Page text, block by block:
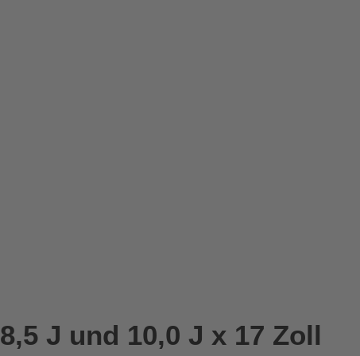
J und 10,0 J x 17 Zoll